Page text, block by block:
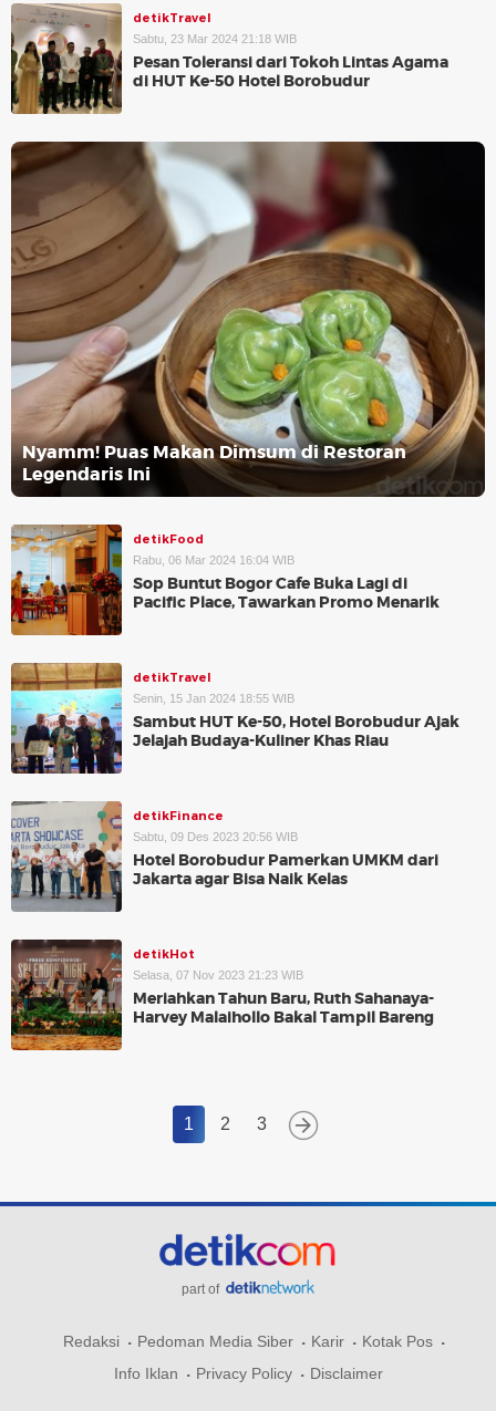
detikTravel
Sabtu, 23 Mar 2024 21:18 WIB
Pesan Toleransi dari Tokoh Lintas Agama
di HUT Ke-50 Hotel Borobudur
Nyamm! Puas Makan Dimsum di Restoran
Legendaris Ini
detikFood
Rabu, 06 Mar 2024 16:04 WIB
Sop Buntut Bogor Cafe Buka Lagi di
Pacific Place, Tawarkan Promo Menarik
detikTravel
Senin, 15 Jan 2024 18:55 WIB
Sambut HUT Ke-50, Hotel Borobudur Ajak
Jelajah Budaya-Kuliner Khas Riau
detikFinance
Sabtu, 09 Des 2023 20:56 WIB
Hotel Borobudur Pamerkan UMKM dari
Jakarta agar Bisa Naik Kelas
detikHot
Selasa, 07 Nov 2023 21:23 WIB
Meriahkan Tahun Baru, Ruth Sahanaya-
Harvey Malaihollo Bakal Tampil Bareng
1 2 3
part of
Redaksi Pedoman Media Siber Karir
Kotak Pos
Info Iklan
Privacy Policy Disclaimer